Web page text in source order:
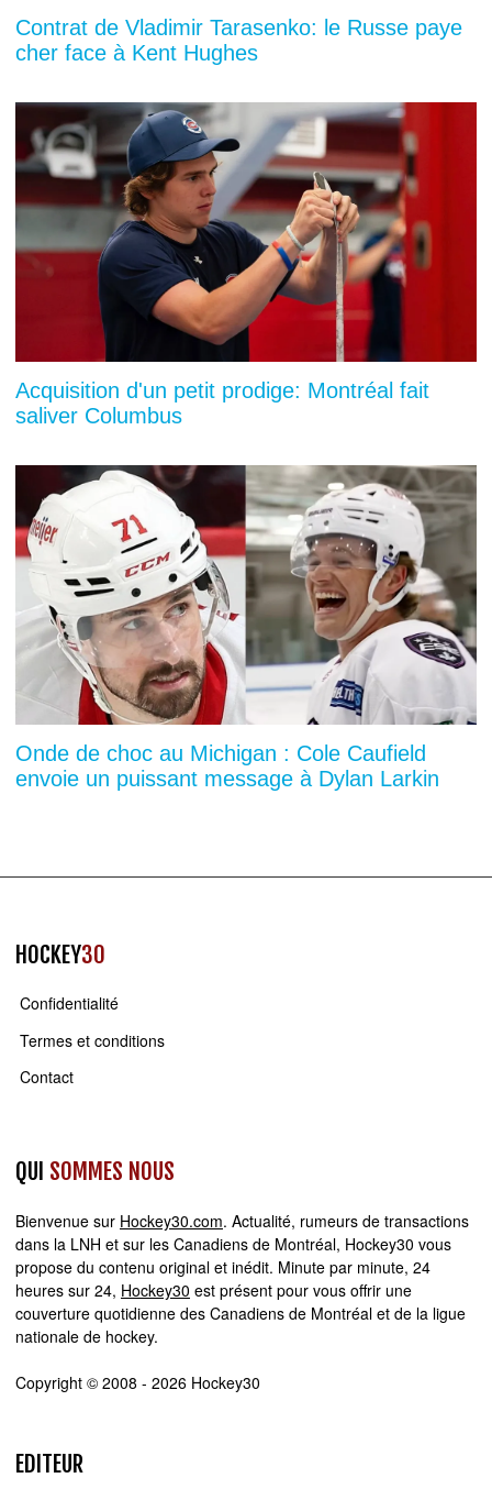
Contrat de Vladimir Tarasenko: le Russe paye
cher face à Kent Hughes
Acquisition d'un petit prodige: Montréal fait
saliver Columbus
Onde de choc au Michigan : Cole Caufield
envoie un puissant message à Dylan Larkin
HOCKEY30
Confidentialité
Termes et conditions
Contact
QUI SOMMES NOUS
Bienvenue sur Hockey30.com. Actualité, rumeurs de transactions
dans la LNH et sur les Canadiens de Montréal, Hockey30 vous
propose du contenu original et inédit. Minute par minute, 24
heures sur 24, Hockey30 est présent pour vous offrir une
couverture quotidienne des Canadiens de Montréal et de la ligue
nationale de hockey.
Copyright © 2008 - 2026 Hockey30
EDITEUR